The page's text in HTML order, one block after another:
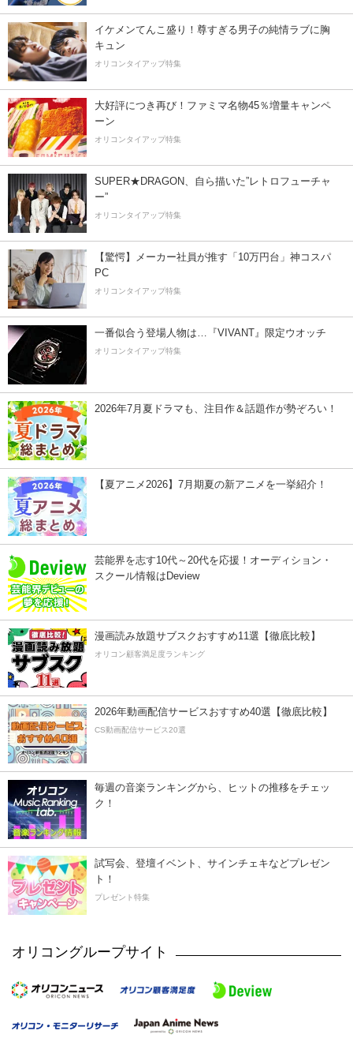
イケメンてんこ盛り！尊すぎる男子の純情ラブに胸
キュン
オリコンタイアップ特集
大好評につき再び！ファミマ名物45％増量キャンペ
ーン
オリコンタイアップ特集
SUPER★DRAGON、自ら描いた”レトロフューチャ
ー”
オリコンタイアップ特集
【驚愕】メーカー社員が推す「10万円台」神コスパ
PC
オリコンタイアップ特集
一番似合う登場人物は…『VIVANT』限定ウオッチ
オリコンタイアップ特集
2026年7月夏ドラマも、注目作＆話題作が勢ぞろい！
【夏アニメ2026】7月期夏の新アニメを一挙紹介！
芸能界を志す10代～20代を応援！オーディション・
スクール情報はDeview
漫画読み放題サブスクおすすめ11選【徹底比較】
オリコン顧客満足度ランキング
2026年動画配信サービスおすすめ40選【徹底比較】
CS動画配信サービス20選
毎週の音楽ランキングから、ヒットの推移をチェッ
ク！
試写会、登壇イベント、サインチェキなどプレゼン
ト！
プレゼント特集
オリコングループサイト